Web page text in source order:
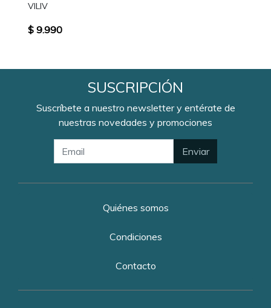
VILIV
$ 9.990
SUSCRIPCIÓN
Suscríbete a nuestro newsletter y entérate de
nuestras novedades y promociones
Enviar
Quiénes somos
Condiciones
Contacto